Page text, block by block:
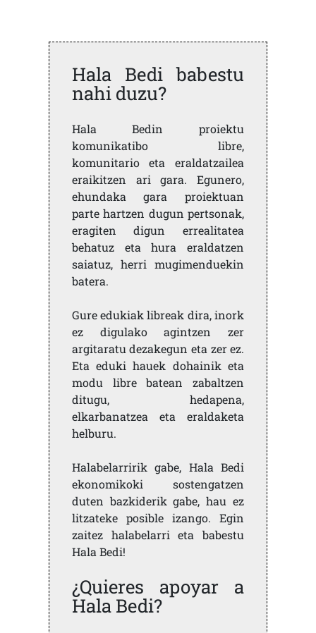
Hala Bedi babestu
nahi duzu?
Hala Bedin proiektu
komunikatibo libre,
komunitario eta eraldatzailea
eraikitzen ari gara. Egunero,
ehundaka gara proiektuan
parte hartzen dugun pertsonak,
eragiten digun errealitatea
behatuz eta hura eraldatzen
saiatuz, herri mugimenduekin
batera.
Gure edukiak libreak dira, inork
ez digulako agintzen zer
argitaratu dezakegun eta zer ez.
Eta eduki hauek dohainik eta
modu libre batean zabaltzen
ditugu, hedapena,
elkarbanatzea eta eraldaketa
helburu.
Halabelarririk gabe, Hala Bedi
ekonomikoki sostengatzen
duten bazkiderik gabe, hau ez
litzateke posible izango. Egin
zaitez halabelarri eta babestu
Hala Bedi!
¿Quieres apoyar a
Hala Bedi?